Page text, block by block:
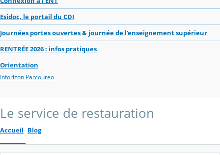
Esidoc, le portail du CDI
Journées portes ouvertes & journée de l'enseignement supérieur
RENTRÉE 2026 : infos pratiques
Orientation
Inforizon Parcoureo
Le service de restauration
Accueil Blog